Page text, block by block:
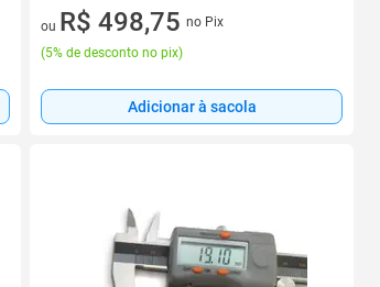
7 vez de R$ 75,00 sem juros
ou R$ 498,75 no Pix
(5% de desconto no pix)
Adicionar à sacola